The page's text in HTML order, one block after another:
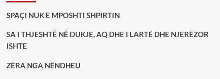
SPAÇI NUK E MPOSHTI SHPIRTIN
SA I THJESHTË NË DUKJE, AQ DHE I LARTË DHE NJERËZOR
ISHTE
ZËRA NGA NËNDHEU